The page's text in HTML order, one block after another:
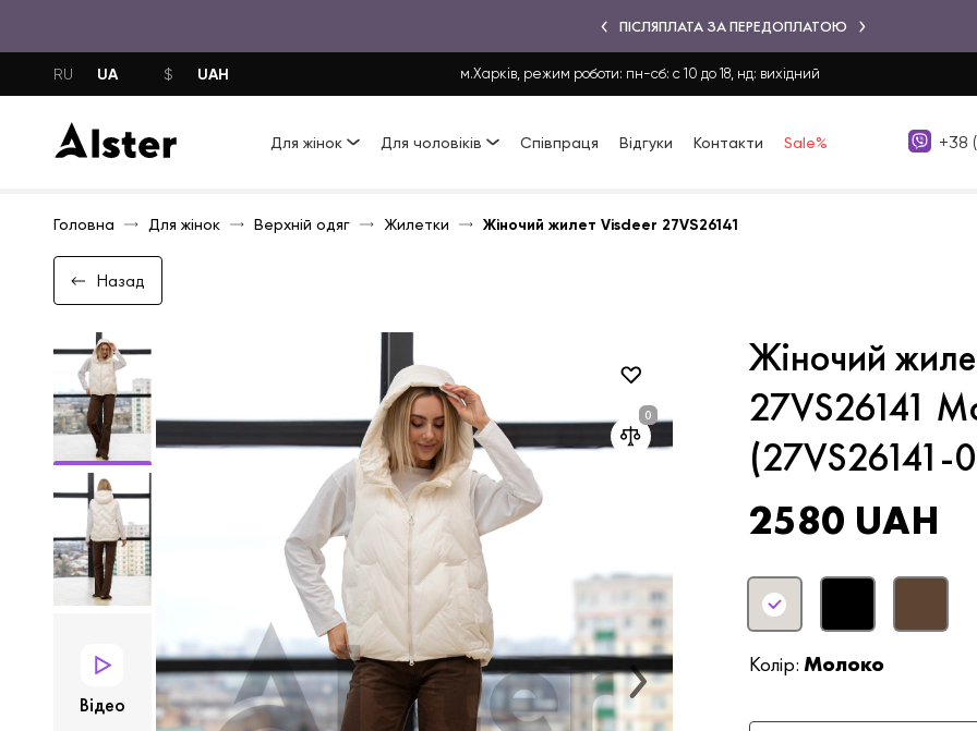
ПІСЛЯПЛАТА ЗА ПЕРЕДОПЛАТОЮ
RU UA $ UAH м.Харків, режим роботи: пн-сб: с 10 до 18, нд: вихідний
Для жінок Для чоловіків Співпраця Відгуки Контакти Sale% +38
Головна Для жінок Верхній одяг Жилетки Жіночий жилет Visdeer 27VS26141
Назад
Відео
Жіночий
27VS26141
(27VS26141-
2580 UAH
Колір: Молоко